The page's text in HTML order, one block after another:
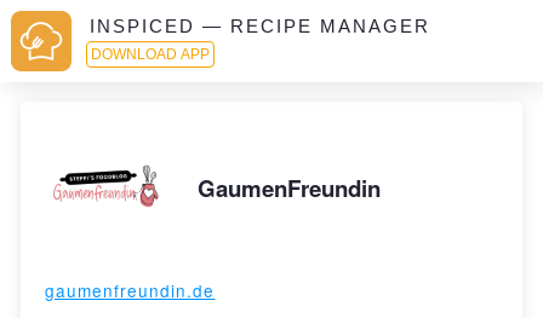
INSPICED — RECIPE MANAGER
DOWNLOAD APP
GaumenFreundin
gaumenfreundin.de